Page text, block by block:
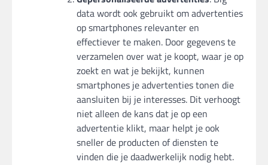
data wordt ook gebruikt om advertenties
op smartphones relevanter en
effectiever te maken. Door gegevens te
verzamelen over wat je koopt, waar je op
zoekt en wat je bekijkt, kunnen
smartphones je advertenties tonen die
aansluiten bij je interesses. Dit verhoogt
niet alleen de kans dat je op een
advertentie klikt, maar helpt je ook
sneller de producten of diensten te
vinden die je daadwerkelijk nodig hebt.